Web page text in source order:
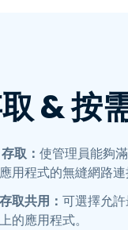
& 按
取： 使管理員能夠
用程式的無縫網路連
取共用： 可選擇允
的應用程式。